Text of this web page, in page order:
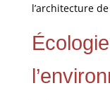
l’architecture